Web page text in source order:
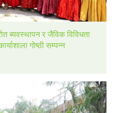
ब्यवस्थापन र जैविक विविधता
गोष्ठी सम्पन्न